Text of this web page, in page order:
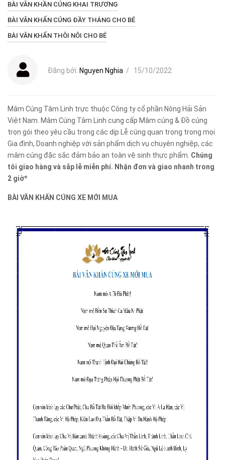
BÀI VĂN KHẦN CÚNG KHAI TRƯƠNG
BÀI VĂN KHẤN CÚNG ĐẦY THÁNG CHO BÉ
BÀI VĂN KHẤN THÔI NÔI CHO BÉ
Đăng bởi: Nguyen Nghia / 15/10/2022
Mâm Cúng Tâm Linh trực thuộc Công ty cổ phần Nông Hải Sản
Việt Nam. Mâm Cúng Tâm Linh cung cấp Mâm cúng & Đồ cúng
trọn gói theo yêu cầu trong các dịp Lễ cúng quan trọng trong mọi
Gia đình, Doanh nghiệp với sản phẩm dịch vụ chuyên nghiệp, các
mâm cúng đặc sắc đảm bảo an toàn vệ sinh thực phẩm. Chúng
tôi giao hàng và sắp lễ miễn phí. Nhận đơn và giao nhanh trong
2 giờ*
BÀI VĂN KHẤN CÚNG XE MỚI MUA